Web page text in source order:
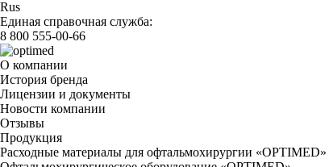
Rus
Единая справочная служба:
8 800 555-00-66
О компании
История бренда
Лицензии и документы
Новости компании
Отзывы
Продукция
Расходные материалы для офтальмохирургии «OPTIMED»